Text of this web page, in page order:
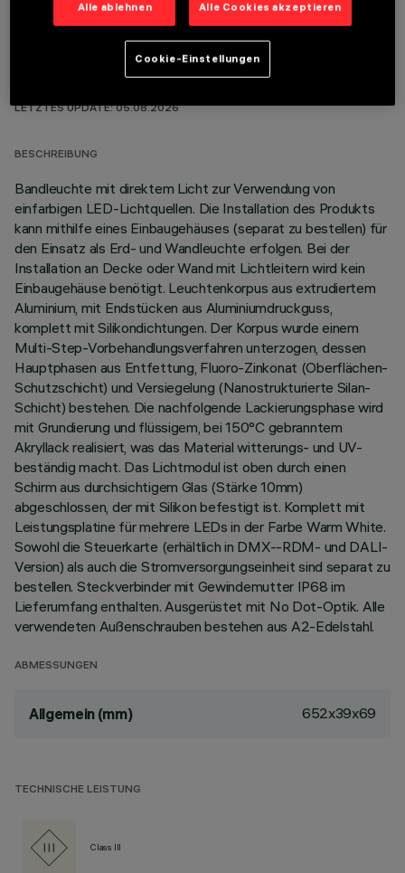
TECHNISCHE DATEN
LETZTES UPDATE: 05.08.2026
BESCHREIBUNG
Bandleuchte mit direktem Licht zur Verwendung von
einfarbigen LED-Lichtquellen. Die Installation des Produkts
kann mithilfe eines Einbaugehäuses (separat zu bestellen) für
den Einsatz als Erd- und Wandleuchte erfolgen. Bei der
Installation an Decke oder Wand mit Lichtleitern wird kein
Einbaugehäuse benötigt. Leuchtenkorpus aus extrudiertem
Aluminium, mit Endstücken aus Aluminiumdruckguss,
komplett mit Silikondichtungen. Der Korpus wurde einem
Multi-Step-Vorbehandlungsverfahren unterzogen, dessen
Hauptphasen aus Entfettung, Fluoro-Zinkonat (Oberflächen-
Schutzschicht) und Versiegelung (Nanostrukturierte Silan-
Schicht) bestehen. Die nachfolgende Lackierungsphase wird
mit Grundierung und flüssigem, bei 150°C gebranntem
Akryllack realisiert, was das Material witterungs- und UV-
beständig macht. Das Lichtmodul ist oben durch einen
Schirm aus durchsichtigem Glas (Stärke 10mm)
abgeschlossen, der mit Silikon befestigt ist. Komplett mit
Leistungsplatine für mehrere LEDs in der Farbe Warm White.
Sowohl die Steuerkarte (erhältlich in DMX--RDM- und DALI-
Version) als auch die Stromversorgungseinheit sind separat zu
bestellen. Steckverbinder mit Gewindemutter IP68 im
Lieferumfang enthalten. Ausgerüstet mit No Dot-Optik. Alle
verwendeten Außenschrauben bestehen aus A2-Edelstahl.
ABMESSUNGEN
Allgemein (mm) 652x39x69
TECHNISCHE LEISTUNG
Class III
Alle ablehnen Alle Cookies akzeptieren
Cookie-Einstellungen